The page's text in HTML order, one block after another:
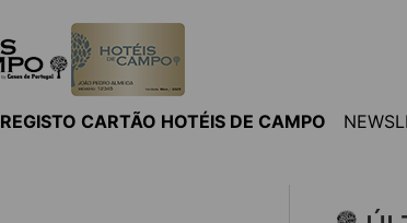
REGISTO CARTÃO HOTÉIS DE CAMPO